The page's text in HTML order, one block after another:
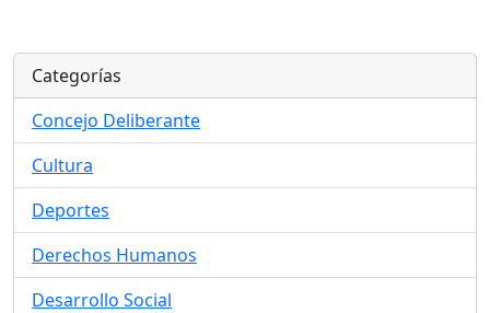
Categorías
Concejo Deliberante
Cultura
Deportes
Derechos Humanos
Desarrollo Social